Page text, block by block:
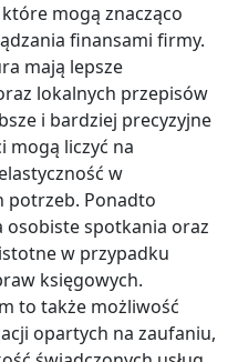
mogą znacząco
finansami firmy.
mają lepsze
lokalnych przepisów
i bardziej precyzyjne
mogą liczyć na
w
potrzeb. Ponadto
osobiste spotkania oraz
w przypadku
księgowych.
to także możliwość
opartych na zaufaniu,